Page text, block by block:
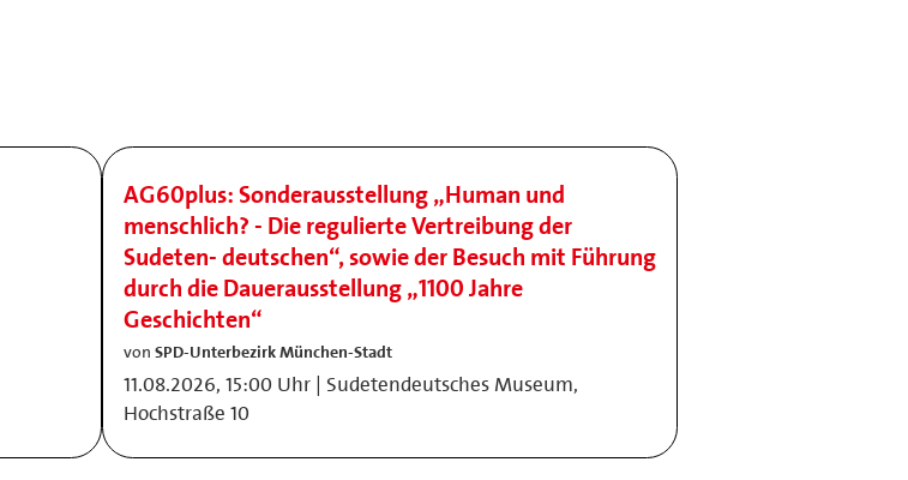
AG60plus: Sonderausstellung „Human und
menschlich? - Die regulierte Vertreibung der
Sudeten- deutschen“, sowie der Besuch mit Führung
durch die Dauerausstellung „1100 Jahre
Geschichten“
von SPD-Unterbezirk München-Stadt
11.08.2026, 15:00 Uhr | Sudetendeutsches Museum,
Hochstraße 10